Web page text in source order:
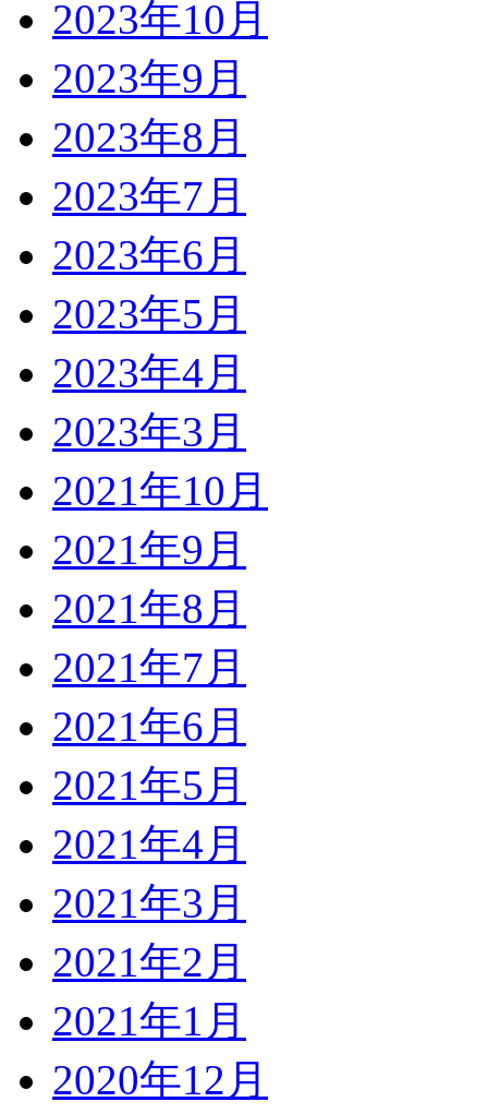
2023年10月
2023年9月
2023年8月
2023年7月
2023年6月
2023年5月
2023年4月
2023年3月
2021年10月
2021年9月
2021年8月
2021年7月
2021年6月
2021年5月
2021年4月
2021年3月
2021年2月
2021年1月
2020年12月